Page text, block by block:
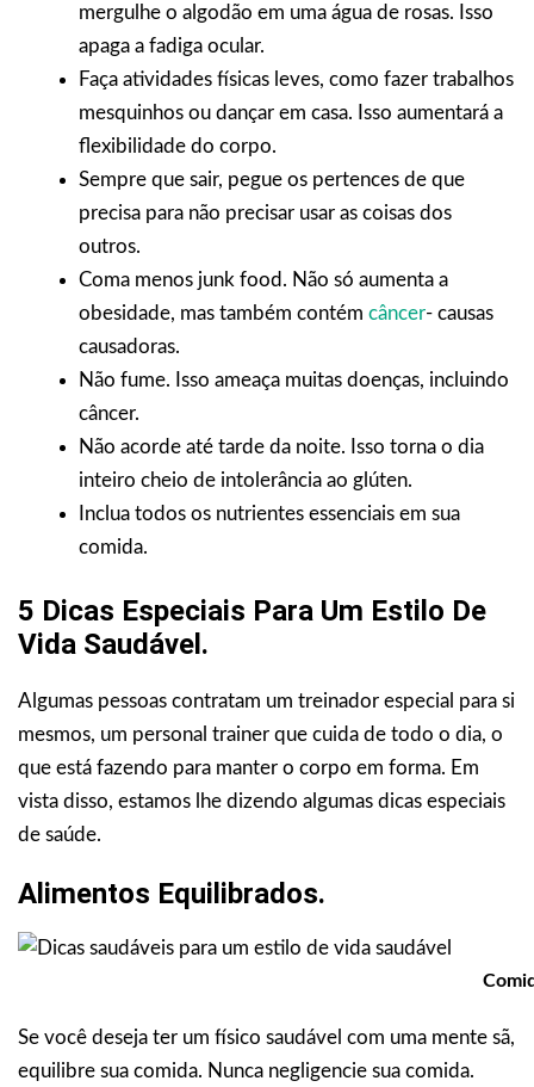
mergulhe o algodão em uma água de rosas. Isso
apaga a fadiga ocular.
Faça atividades físicas leves, como fazer trabalhos
mesquinhos ou dançar em casa. Isso aumentará a
flexibilidade do corpo.
Sempre que sair, pegue os pertences de que
precisa para não precisar usar as coisas dos
outros.
Coma menos junk food. Não só aumenta a
obesidade, mas também contém câncer- causas
causadoras.
Não fume. Isso ameaça muitas doenças, incluindo
câncer.
Não acorde até tarde da noite. Isso torna o dia
inteiro cheio de intolerância ao glúten.
Inclua todos os nutrientes essenciais em sua
comida.
5 Dicas Especiais Para Um Estilo De
Vida Saudável.
Algumas pessoas contratam um treinador especial para si
mesmos, um personal trainer que cuida de todo o dia, o
que está fazendo para manter o corpo em forma. Em
vista disso, estamos lhe dizendo algumas dicas especiais
de saúde.
Alimentos Equilibrados.
Se você deseja ter um físico saudável com uma mente sã,
equilibre sua comida. Nunca negligencie sua comida.